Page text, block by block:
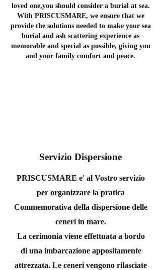
loved one,you should consider a burial at sea.
With PRISCUSMARE, we ensure that we
provide the solutions needed to make your sea
burial and ash scattering experience as
memorable and special as possible, giving you
and your family comfort and peace.
Servizio Dispersione
PRISCUSMARE e' al Vostro servizio
per organizzare la pratica
Commemorativa della dispersione delle
ceneri in mare.
La cerimonia viene effettuata a bordo
di una imbarcazione appositamente
attrezzata. Le ceneri vengono rilasciate